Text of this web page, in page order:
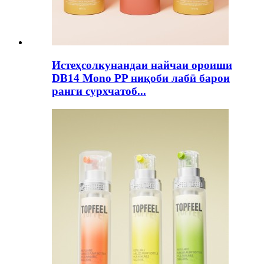
Истеҳсолкунандаи найчаи ороиши
DB14 Mono PP ниқоби лабӣ барои
ранги сурхчатоб...